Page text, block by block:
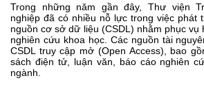
Trong những năm gần đây, Thư viện
nghiệp đã có nhiều nỗ lực trong việc phát
nguồn cơ sở dữ liệu (CSDL) nhằm phục vụ
nghiên cứu khoa học. Các nguồn tài
CSDL truy cập mở (Open Access), bao
sách điện tử, luận văn, báo cáo nghiên
ngành.